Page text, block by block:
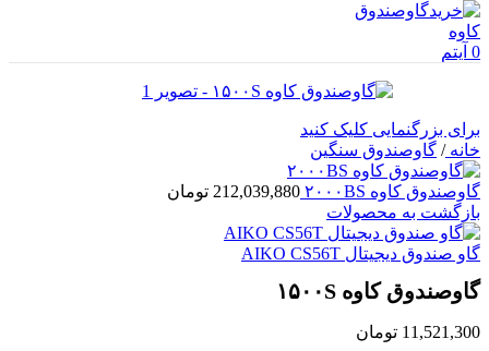
0 آیتم
برای بزرگنمایی کلیک کنید
خانه/ گاوصندوق سنگین
گاوصندوق کاوه ۲۰۰۰BS 212,039,880 تومان
بازگشت به محصولات
گاو صندوق دیجیتال AIKO CS56T
گاوصندوق کاوه ۱۵۰۰S
11,521,300 تومان